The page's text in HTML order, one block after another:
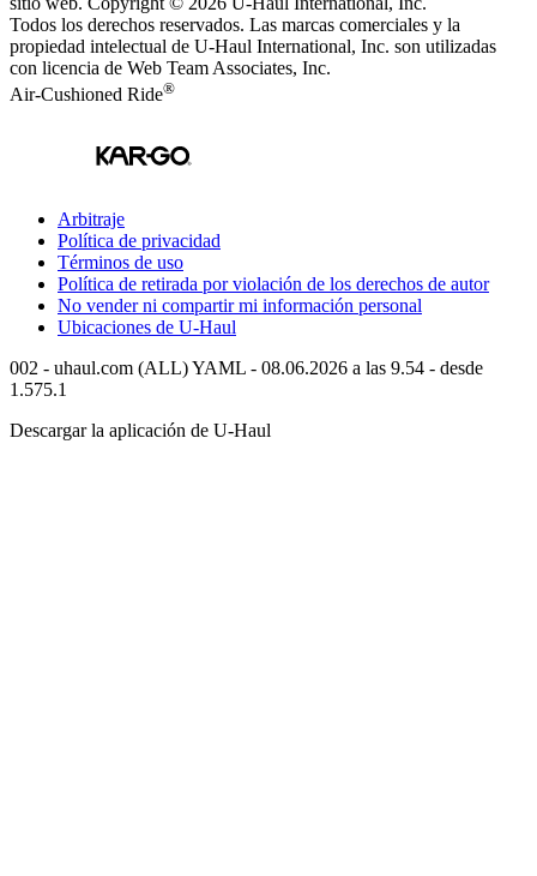
Todos los derechos reservados. Las marcas comerciales y la
propiedad intelectual de U-Haul International, Inc. son utilizadas
con licencia de Web Team Associates, Inc.
Air-Cushioned Ride®
Arbitraje
Política de privacidad
Términos de uso
Política de retirada por violación de los derechos de autor
No vender ni compartir mi información personal
Ubicaciones de U-Haul
002 - uhaul.com (ALL) YAML - 08.06.2026 a las 9.54 - desde
1.575.1
Descargar la aplicación de U-Haul